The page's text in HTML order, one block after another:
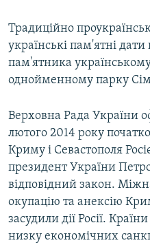
Традиційно
українські пам'ятні
пам'ятника
однойменному парку
Верховна Рада України
лютого 2014 року
Криму і Севастополя
президент України
відповідний закон.
окупацію та анексію
засудили дії Росії.
низку економічних